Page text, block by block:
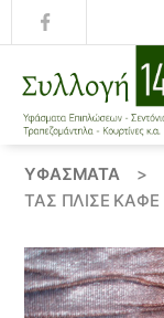
14
ΥΦΆΣΜΑΤΑ >
ΤΆΣ ΠΛΙΣΈ ΚΑΦΕ